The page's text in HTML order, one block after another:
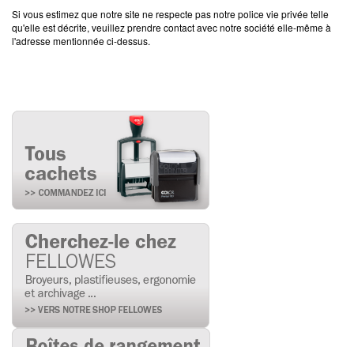
Si vous estimez que notre site ne respecte pas notre police vie privée telle
qu'elle est décrite, veuillez prendre contact avec notre société elle-même à
l'adresse mentionnée ci-dessus.